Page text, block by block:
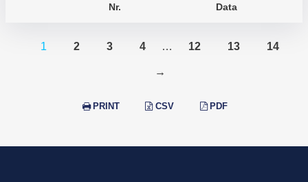
Nr. Data
1 2 3 4 … 12 13 14
→
PRINT CSV PDF